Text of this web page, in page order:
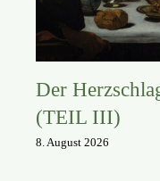
Der
(TEIL III)
8. August 2026